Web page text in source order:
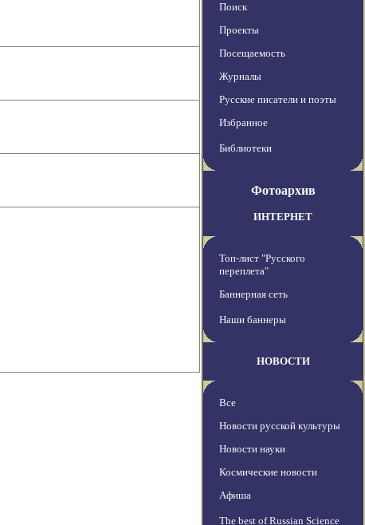
Поиск
Проекты
Посещаемость
Журналы
Русские писатели и поэты
Избранное
Библиотеки
Фотоархив
ИНТЕРНЕТ
Топ-лист "Русского
переплета"
Баннерная сеть
Наши баннеры
НОВОСТИ
Все
Новости русской культуры
Новости науки
Космические новости
Афиша
The best of Russian Science